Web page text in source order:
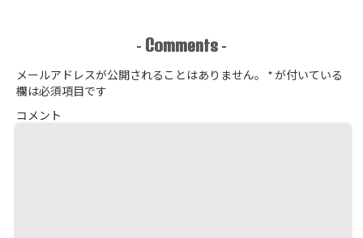
- Comments -
メールアドレスが公開されることはありません。 *が付いている
欄は必須項目です
コメント